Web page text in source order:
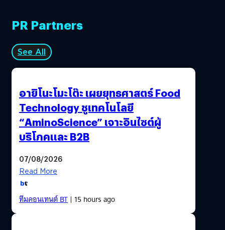
PR Partners
See All
อายิโนะโมะโต๊ะ เผยยุทธศาสตร์ Food
Technology ชูเทคโนโลยี
“AminoScience” เจาะอินไซต์ผู้
บริโภคและ B2B
07/08/2026
Read More
ทีมคอนเทนต์ BT| 15 hours ago